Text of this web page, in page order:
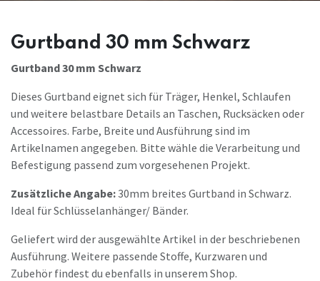
Gurtband 30 mm Schwarz
Gurtband 30 mm Schwarz
Dieses Gurtband eignet sich für Träger, Henkel, Schlaufen
und weitere belastbare Details an Taschen, Rucksäcken oder
Accessoires. Farbe, Breite und Ausführung sind im
Artikelnamen angegeben. Bitte wähle die Verarbeitung und
Befestigung passend zum vorgesehenen Projekt.
Zusätzliche Angabe:30mm breites Gurtband in Schwarz.
Ideal für Schlüsselanhänger/ Bänder.
Geliefert wird der ausgewählte Artikel in der beschriebenen
Ausführung. Weitere passende Stoffe, Kurzwaren und
Zubehör findest du ebenfalls in unserem Shop.